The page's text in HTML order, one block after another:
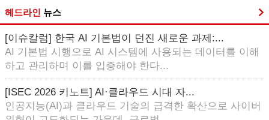
헤드라인 뉴스
[이슈칼럼] 한국 AI 기본법이 던진 새로운 과제:...
AI 기본법 시행으로 AI 시스템에 사용되는 데이터를 이해
하고 관리하며 이를 입증해야 한다...
[ISEC 2026 키노트] AI·클라우드 시대 자...
인공지능(AI)과 클라우드 기술의 급격한 확산으로 사이버